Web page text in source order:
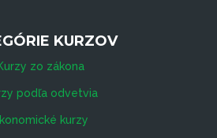
KURZOV
zo zákona
podľa odvetvia
kurzy